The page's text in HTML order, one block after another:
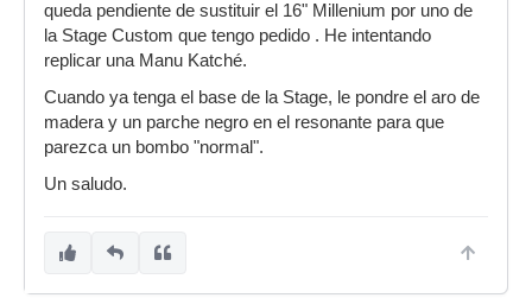
queda pendiente de sustituir el 16" Millenium por uno de
la Stage Custom que tengo pedido . He intentando
replicar una Manu Katché.
Cuando ya tenga el base de la Stage, le pondre el aro de
madera y un parche negro en el resonante para que
parezca un bombo "normal".
Un saludo.